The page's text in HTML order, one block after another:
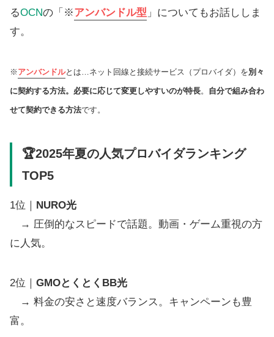
るOCNの「※アンバンドル型 」についてもお話ししま
す。
※ アンバンドルとは…ネット回線と接続サービス（プロバイダ）を別々
に契約する方法。必要に応じて変更しやすいのが特長。 自分で組み合わ
せて契約できる方法です。
🏆2025年夏の人気プロバイダランキング
TOP5
1位｜
NURO光
→ 圧倒的なスピードで話題。動画・ゲーム重視の方
に人気。
2位｜ GMOとくとくBB光
→ 料金の安さと速度バランス。キャンペーンも豊
富。